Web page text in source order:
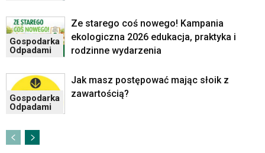
obsługiwane
są
pomocą
strzałek
lub
odpowiadających
skrótów
klawiaturowych
Gospodarka
Odpadami
Ze starego coś nowego! Kampania
ekologiczna 2026 edukacja, praktyka i
rodzinne wydarzenia
Gospodarka
Odpadami
Jak masz postępować mając słoik z
zawartością?